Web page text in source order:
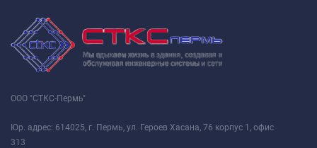
ООО "СТКС-Пермь"
Юр. адрес: 614025, г. Пермь, ул. Героев Хасана, 76 корпус 1, офис
313